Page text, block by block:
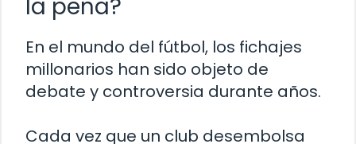
la pena?
En el mundo del fútbol, los fichajes
millonarios han sido objeto de
debate y controversia durante años.
Cada vez que un club desembolsa